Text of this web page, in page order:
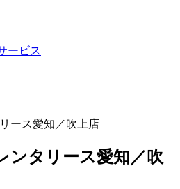
ービス
ース愛知／吹上店
ンタリース愛知／吹